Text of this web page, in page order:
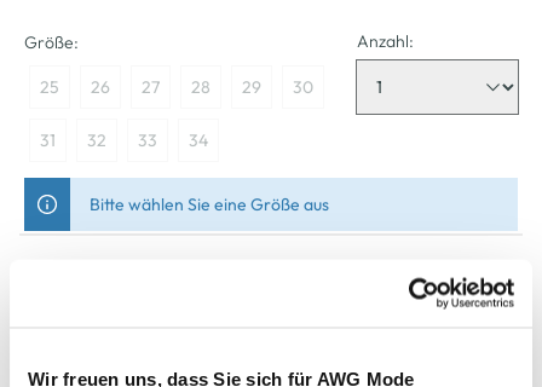
Wir freuen uns, dass Sie sich für AWG Mode
Größe:
25 26 27 28 29 30
31 32 33 34
Anzahl:
Bitte wählen Sie eine Größe aus
Nicht mehr für den Versand verfügbar